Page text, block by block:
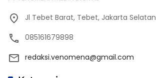
Jl Tebet Barat, Tebet, Jakarta Selatan
085161679898
redaksi.venomena@gmail.com